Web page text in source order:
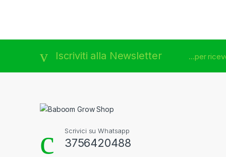
Iscriviti alla Newsletter ...per
Scrivici su Whatsapp
3756420488